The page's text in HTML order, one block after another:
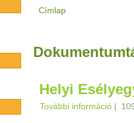
Jelenlegi hely
Címlap
Helyi
További információ Helyi
|